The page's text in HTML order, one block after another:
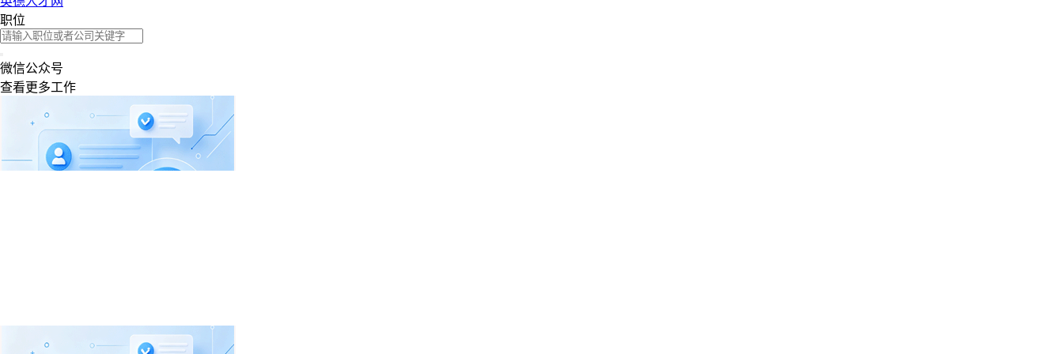
职位
微信公众号
查看更多工作